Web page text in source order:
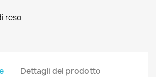
reso
Dettagli del prodotto